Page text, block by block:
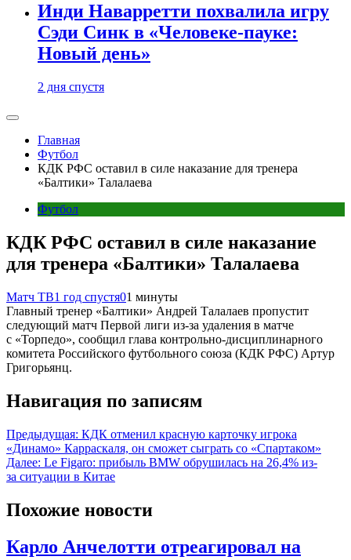
Инди Наварретти похвалила игру
Сэди Синк в «Человеке-пауке:
Новый день»
2 дня спустя
Главная
Футбол
КДК РФС оставил в силе наказание для тренера
«Балтики» Талалаева
Футбол
КДК РФС оставил в силе наказание
для тренера «Балтики» Талалаева
Матч ТВ1 год спустя01 минуты
Главный тренер «Балтики» Андрей Талалаев пропустит
следующий матч Первой лиги из‑за удаления в матче
с «Торпедо», сообщил глава контрольно‑дисциплинарного
комитета Российского футбольного союза (КДК РФС) Артур
Григорьянц.
Навигация по записям
Предыдущая: КДК отменил красную карточку игрока
«Динамо» Карраскаля, он сможет сыграть со «Спартаком»
Далее: Le Figaro: прибыль BMW обрушилась на 26,4% из-
за ситуации в Китае
Похожие новости
Карло Анчелотти отреагировал на